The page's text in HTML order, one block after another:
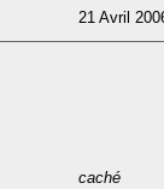
21 Avril
caché